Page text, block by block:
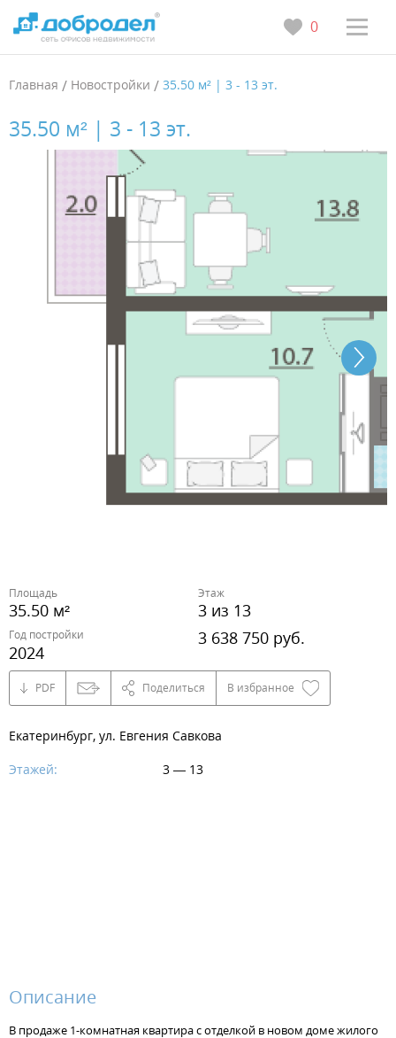
0
Главная / Новостройки / 35.50 м² | 3 - 13 эт.
35.50 м² | 3 - 13 эт.
Площадь
35.50 м²
Этаж
3 из 13
Год постройки
2024
3 638 750 руб.
PDF Поделиться В избранное
Екатеринбург, ул. Евгения Савкова
Этажей:
3 — 13
Описание
В продаже 1-комнатная квартира с отделкой в новом доме жилого